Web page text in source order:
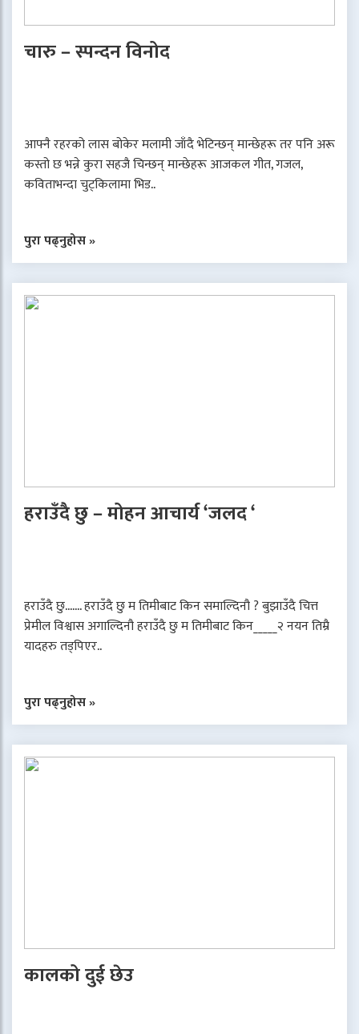
चारु – स्पन्दन विनोद
आफ्नै रहरको लास बोकेर मलामी जाँदै भेटिन्छन् मान्छेहरू तर पनि अरू
कस्तो छ भन्ने कुरा सहजै चिन्छन् मान्छेहरू आजकल गीत, गजल,
कविताभन्दा चुट्किलामा भिड..
पुरा पढ्नुहोस »
हराउँदै छु – मोहन आचार्य ‘जलद ‘
हराउँदै छु....... हराउँदै छु म तिमीबाट किन समाल्दिनौ ? बुझाउँदै चित्त
प्रेमील विश्वास अगाल्दिनौ हराउँदै छु म तिमीबाट किन_____२ नयन तिम्रै
यादहरु तड्पिएर..
पुरा पढ्नुहोस »
कालको दुई छेउ